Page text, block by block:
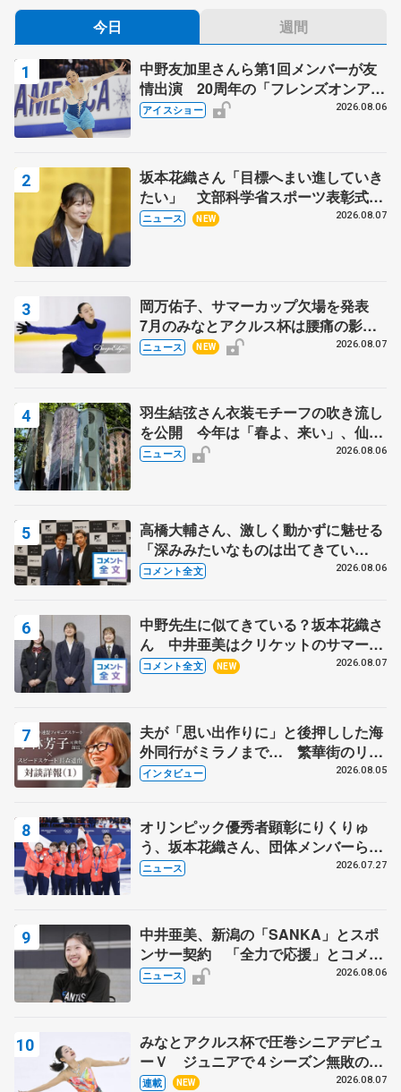
今日 週間
中野友加里さんら第1回メンバーが友
情出演 20周年の「フレンズオンアイ
ス」 宮本賢二さん、有川梨絵さん、
アイスショー 2026.08.06
坂本花織さん「目標へまい進していき
たい」 文部科学省スポーツ表彰式で
代表謝辞
ニュース NEW 2026.08.07
岡万佑子、サマーカップ欠場を発表
7月のみなとアクルス杯は腰痛の影響
で
ニュース NEW 2026.08.07
羽生結弦さん衣装モチーフの吹き流し
を公開 今年は「春よ、来い」、仙台
の瑞鳳殿
ニュース 2026.08.06
高橋大輔さん、激しく動かずに魅せる
「深みみたいなものは出てきてい
る？」 〝兄さん〟と慕うレジェンド
コメント全文 2026.08.06
中野先生に似てきている？坂本花織さ
ん 中井亜美はクリケットのサマーキ
ャンプに 島田麻央はたくさん試合に
コメント全文 NEW 2026.08.07
夫が「思い出作りに」と後押しした海
外同行がミラノまで… 繁華街のリン
クでは不良のお兄さんも味方に 小林
インタビュー 2026.08.05
オリンピック優秀者顕彰にりくりゅ
う、坂本花織さん、団体メンバーら
8月7日に文科省が表彰式、ブルーノ・
ニュース 2026.07.27
中井亜美、新潟の「SANKA」とスポ
ンサー契約 「全力で応援」とコメン
ト
ニュース 2026.08.06
みなとアクルス杯で圧巻シニアデビュ
ーＶ ジュニアで４シーズン無敗の島
田麻央
連載 NEW 2026.08.07